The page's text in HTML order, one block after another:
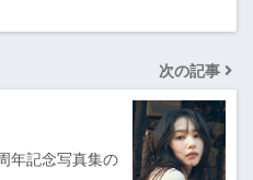
次の記事
年記念写真集の